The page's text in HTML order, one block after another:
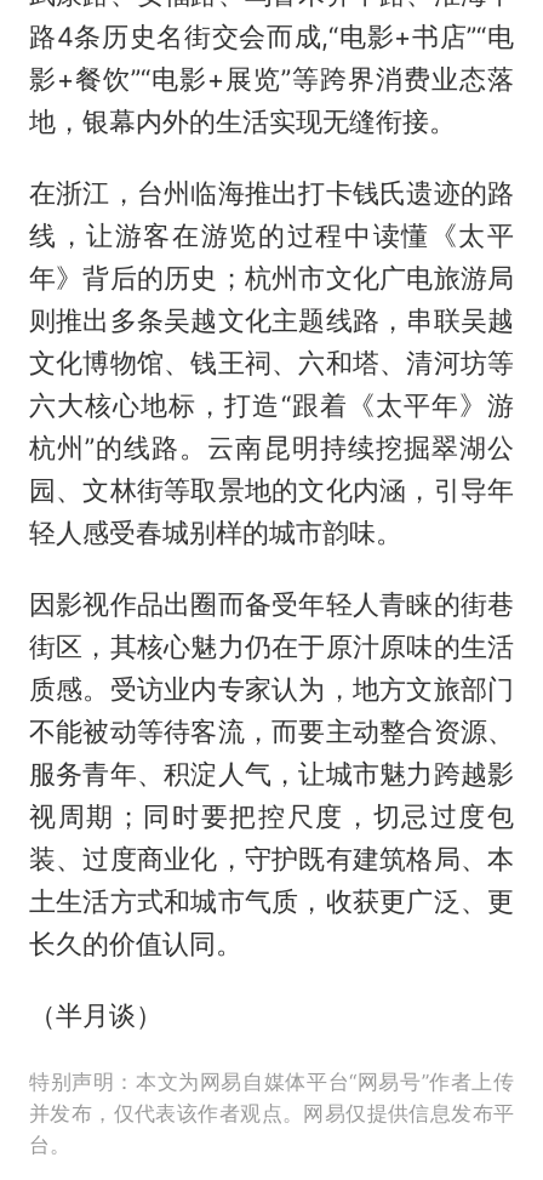
路4条历史名街交会而成,“电影+书店”“电
影+餐饮”“电影+展览”等跨界消费业态落
地，银幕内外的生活实现无缝衔接。
在浙江，台州临海推出打卡钱氏遗迹的路
线，让游客在游览的过程中读懂《太平
年》背后的历史；杭州市文化广电旅游局
则推出多条吴越文化主题线路，串联吴越
文化博物馆、钱王祠、六和塔、清河坊等
六大核心地标，打造“跟着《太平年》游
杭州”的线路。云南昆明持续挖掘翠湖公
园、文林街等取景地的文化内涵，引导年
轻人感受春城别样的城市韵味。
因影视作品出圈而备受年轻人青睐的街巷
街区，其核心魅力仍在于原汁原味的生活
质感。受访业内专家认为，地方文旅部门
不能被动等待客流，而要主动整合资源、
服务青年、积淀人气，让城市魅力跨越影
视周期；同时要把控尺度，切忌过度包
装、过度商业化，守护既有建筑格局、本
土生活方式和城市气质，收获更广泛、更
长久的价值认同。
（半月谈）
特别声明：本文为网易自媒体平台“网易号”作者上传
并发布，仅代表该作者观点。网易仅提供信息发布平
台。